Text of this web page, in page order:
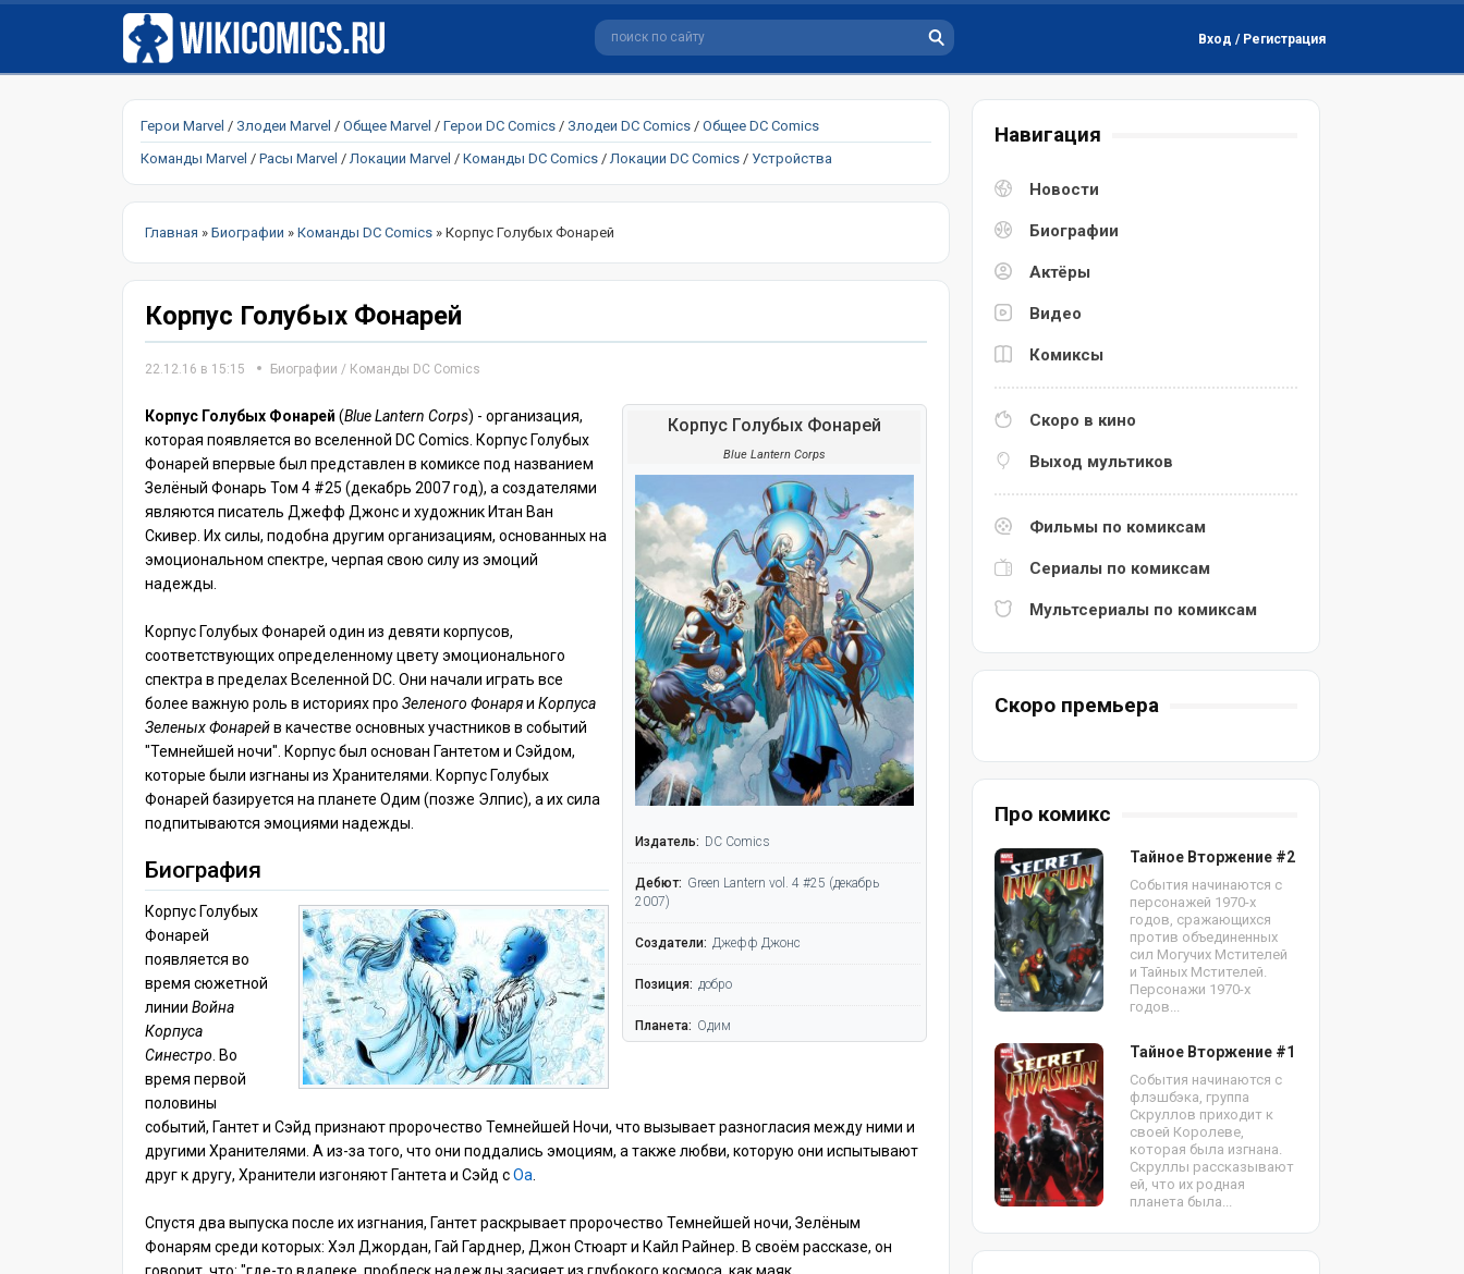
Вход / Регистрация
Герои Marvel / Злодеи Marvel / Общее Marvel / Герои DC Comics / Злодеи DC Comics / Общее DC Comics
Команды Marvel / Расы Marvel /Локации Marvel / Команды DC Comics /Локации DC Comics / Устройства
Главная » Биографии » Команды DC Comics » Корпус Голубых Фонарей
Корпус Голубых Фонарей
22.12.16 в 15:15 Биографии / Команды DC Comics
Корпус Голубых Фонарей
Blue Lantern Corps
Издатель: DC Comics
Дебют: Green Lantern vol. 4 #25 (декабрь
2007)
Создатели: Джефф Джонс
Позиция: добро
Планета: Одим
Корпус Голубых Фонарей (Blue Lantern Corps) - организация,
которая появляется во вселенной DC Comics. Корпус Голубых
Фонарей впервые был представлен в комиксе под названием
Зелёный Фонарь Том 4 #25 (декабрь 2007 год), а создателями
являются писатель Джефф Джонс и художник Итан Ван
Скивер. Их силы, подобна другим организациям, основанных на
эмоциональном спектре, черпая свою силу из эмоций
надежды.
Корпус Голубых Фонарей один из девяти корпусов,
соответствующих определенному цвету эмоционального
спектра в пределах Вселенной DC. Они начали играть все
более важную роль в историях про Зеленого Фонаряи Корпуса
Зеленых Фонарейв качестве основных участников в событий
"Темнейшей ночи". Корпус был основан Гантетом и Сэйдом,
которые были изгнаны из Хранителями. Корпус Голубых
Фонарей базируется на планете Одим (позже Элпис), а их сила
подпитываются эмоциями надежды.
Биография
Корпус Голубых
Фонарей
появляется во
время сюжетной
линии Война
Корпуса
Синестро . Во
время первой
половины
событий, Гантет и Сэйд признают пророчество Темнейшей Ночи, что вызывает разногласия между ними и
другими Хранителями. А из-за того, что они поддались эмоциям, а также любви, которую они испытывают
друг к другу, Хранители изгоняют Гантета и Сэйд сОа
Спустя два выпуска после их изгнания, Гантет раскрывает пророчество Темнейшей ночи, Зелёным
Фонарям среди которых: Хэл Джордан, Гай Гарднер, Джон Стюарт и Кайл Райнер. В своём рассказе, он
Навигация
Новости
Биографии
Актёры
Видео
Комиксы
Скоро в кино
Выход мультиков
Фильмы по комиксам
Сериалы по комиксам
Мультсериалы по комиксам
Скоро премьера
Про комикс
Тайное Вторжение #2
События начинаются с
персонажей 1970-х
годов, сражающихся
против объединенных
сил Могучих Мстителей
и Тайных Мстителей.
Персонажи 1970-х
годов...
Тайное Вторжение #1
События начинаются с
флэшбэка, группа
Скруллов приходит к
своей Королеве,
которая была изгнана.
Скруллы рассказывают
ей, что их родная
планета была...